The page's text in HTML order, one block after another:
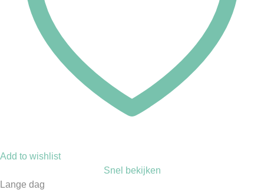
Add to wishlist
Snel bekijken
Lange dag